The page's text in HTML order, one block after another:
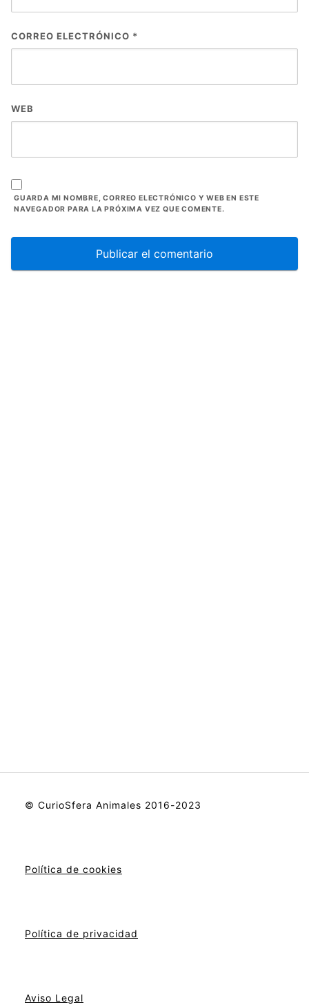
CORREO ELECTRÓNICO *
WEB
GUARDA MI NOMBRE, CORREO ELECTRÓNICO Y WEB EN ESTE
NAVEGADOR PARA LA PRÓXIMA VEZ QUE COMENTE.
© CurioSfera Animales 2016-2023
Política de cookies
Política de privacidad
Aviso Legal